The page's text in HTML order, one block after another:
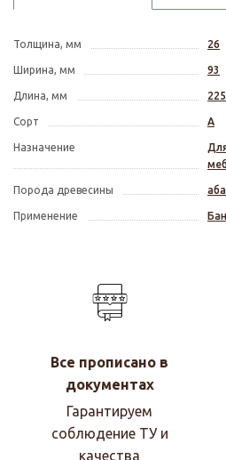
Толщина, мм 26
Ширина, мм 93
Длина, мм
Сорт А
Назначение
Порода древесины
Применение
Все прописано в
документах
Гарантируем
соблюдение ТУ и
качества